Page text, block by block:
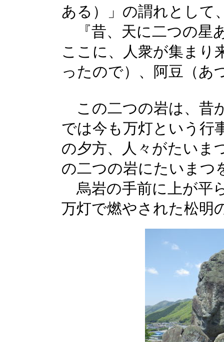
ある）」の謂れとして
『昔、天に二つの星
ここに、人衆が集まり
ったので）、
阿豆（あ
この二つの岩は、昔
では今も万灯という行
の夕方、人々がたいま
の二つの岩にたいまつ
烏岩の手前に上が平
万灯で燃やされた松明